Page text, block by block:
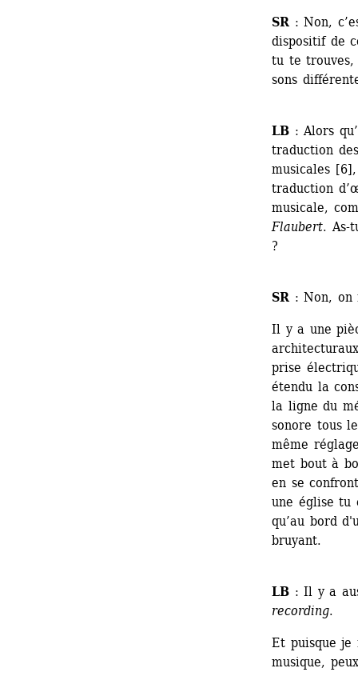
SR : Non,
dispositif de
tu te trouves,
sons
LB : Alors
traduction
musicales
traduction
musicale,
Flaubert. As-
?
SR : Non, on
Il y a une
prise
étendu la
la ligne du
sonore tous
même
met bout à
en se
une église tu
qu’au bord
bruyant.
LB : Il y a
recording.
Et puisque je
musique,